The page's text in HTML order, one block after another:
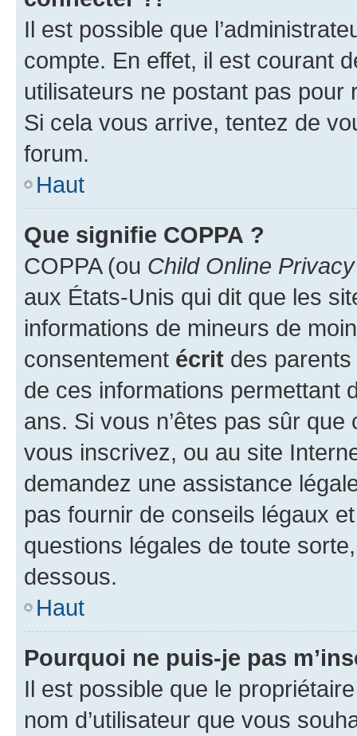
Il est possible que
compte. En effet, il est courant
utilisateurs ne postant pas pour
Si cela vous arrive, tentez de
forum.
Haut
Que signifie COPPA ?
COPPA (ou Child Online
aux États-Unis qui dit que les
informations de mineurs de
consentement écrit des parents
de ces informations permettant
ans. Si vous n’êtes pas sûr
vous inscrivez, ou au site
demandez une assistance
pas fournir de conseils légaux
questions légales de toute
dessous.
Haut
Pourquoi ne puis-je pas
Il est possible que le
nom d’utilisateur que vous